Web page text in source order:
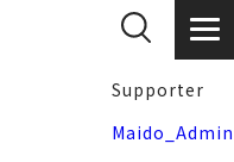
Supporter
Maido_Admin